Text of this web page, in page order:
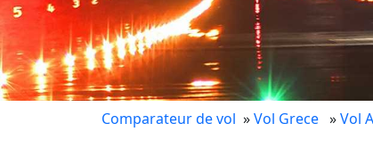
Comparateur de vol »Vol Grece »Vol